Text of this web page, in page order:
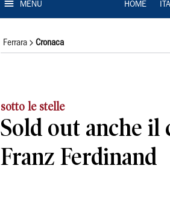
MENU HOME
Ferrara Cronaca
sotto le stelle
Sold out anche il
Franz Ferdinand